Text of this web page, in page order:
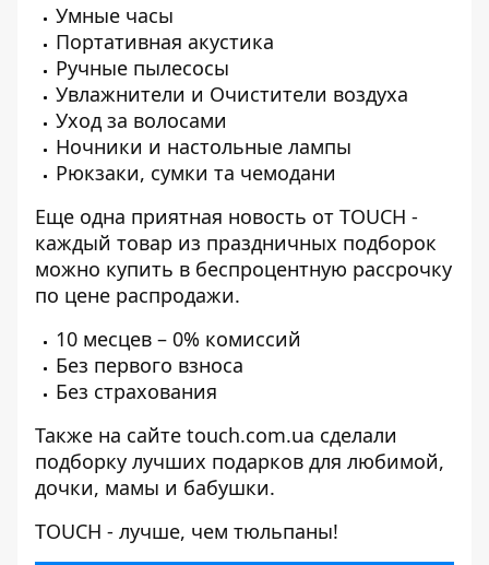
Умные часы
Портативная акустика
Ручные пылесосы
Увлажнители и Очистители воздуха
Уход за волосами
Ночники и настольные лампы
Рюкзаки, сумки та чемодани
Еще одна приятная новость от TOUCH -
каждый товар из праздничных подборок
можно купить в беспроцентную рассрочку
по цене распродажи.
10 месцев – 0% комиссий
Без первого взноса
Без страхования
Также на сайте touch.com.ua сделали
подборку лучших подарков для любимой,
дочки, мамы и бабушки.
TOUCH - лучше, чем тюльпаны!